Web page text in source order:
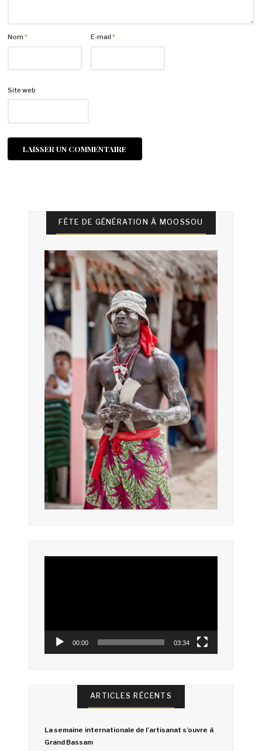
Nom* E-mail*
Site web
FÊTE DE GÉNÉRATION À MOOSSOU
00:00 03:34
ARTICLES RÉCENTS
La semaine internationale de l’artisanat s’ouvre à
Grand Bassam